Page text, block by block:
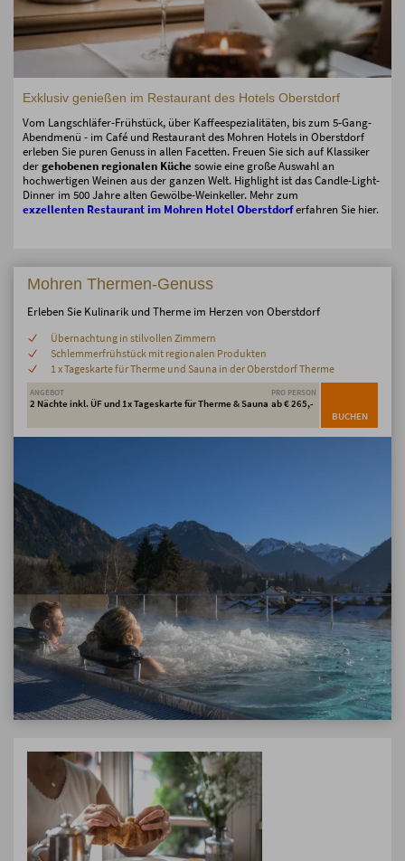
Exklusiv genießen im Restaurant des Hotels Oberstdorf
Vom Langschläfer-Frühstück, über Kaffeespezialitäten, bis zum 5-Gang-
Abendmenü - im Café und Restaurant des Mohren Hotels in Oberstdorf
erleben Sie puren Genuss in allen Facetten. Freuen Sie sich auf Klassiker
dergehobenen regionalen Küchesowie eine große Auswahl an
hochwertigen Weinen aus der ganzen Welt. Highlight ist das Candle-Light-
Dinner im 500 Jahre alten Gewölbe-Weinkeller. Mehr zum
exzellenten Restaurant im Mohren Hotel Oberstdorferfahren Sie hier.
Mohren Thermen-Genuss
Erleben Sie Kulinarik und Therme im Herzen von Oberstdorf
Übernachtung in stilvollen Zimmern
Schlemmerfrühstück mit regionalen Produkten
1 x Tageskarte für Therme und Sauna in der Oberstdorf Therme
ANGEBOT
2 Nächte inkl. ÜF und 1x Tageskarte für Therme & Sauna
PRO PERSON
ab € 265,-
BUCHEN